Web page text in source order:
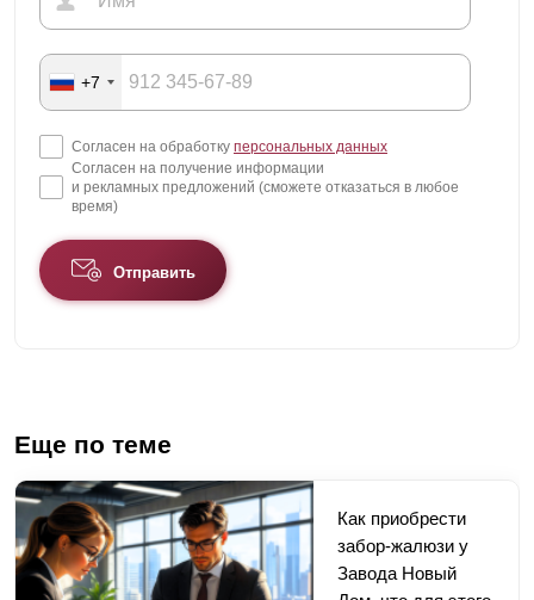
+7
Согласен на обработку персональных данных
Согласен на получение информации
и рекламных предложений (сможете отказаться в любое
время)
Отправить
Еще по теме
Как приобрести
забор-жалюзи у
Завода Новый